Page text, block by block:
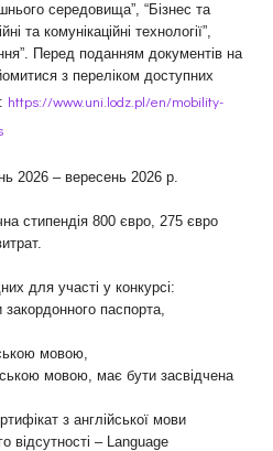
середовища”, “Бізнес та
та комунікаційні технології”,
Перед поданням документів на
з переліком доступних
https://www.uni.lodz.pl/en/mobility-
2026 – вересень 2026 р.
стипендія 800 євро, 275 євро
для участі у конкурсі:
закордонного паспорта,
мовою,
мовою, має бути засвідчена
з англійської мови
відсутності – Language